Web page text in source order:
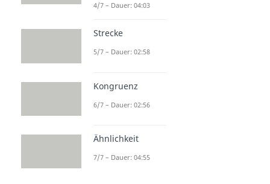
4/7 – Dauer: 04:03
Strecke
5/7 – Dauer: 02:58
Kongruenz
6/7 – Dauer: 02:56
Ähnlichkeit
7/7 – Dauer: 04:55